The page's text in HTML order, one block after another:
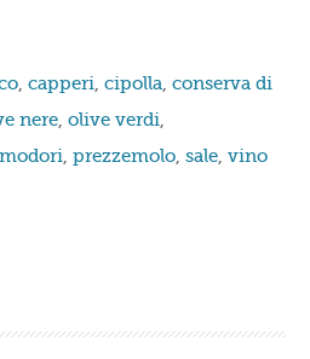
, capperi, cipolla, conserva di
nere, olive verdi,
, prezzemolo, sale, vino